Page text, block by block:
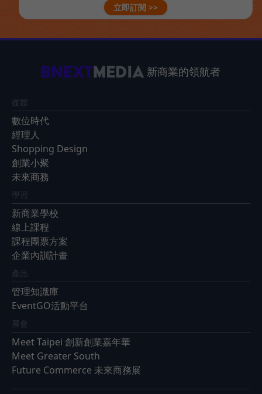
立即訂閱 >>
新商業的領航者
媒體
數位時代
經理人
Shopping Design
創業小聚
未來商務
學習
新商業學校
線上課程
課程團票方案
企業內訓計畫
產品
管理知識庫
EventGO活動平台
展會
Meet Taipei 創新創業嘉年華
Meet Greater South
Future Commerce 未來商務展